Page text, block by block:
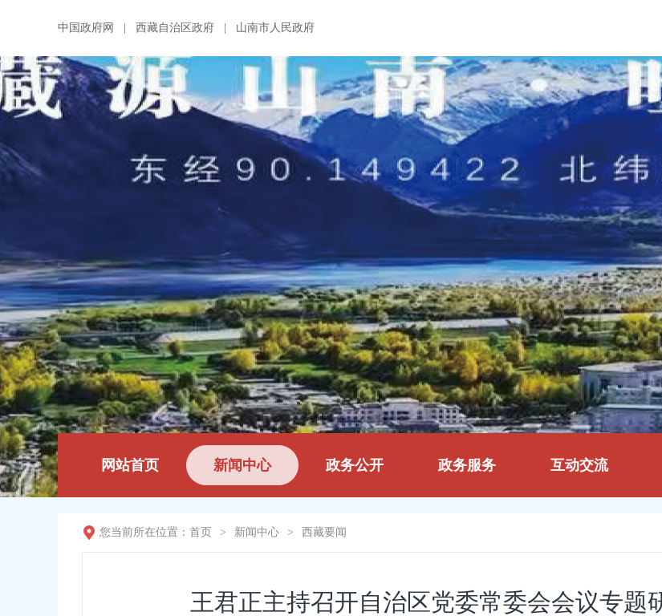
中国政府网 西藏自治区政府 山南市人民政府
网站首页 新闻中心 政务公开 政务服务 互动交流
您当前所在位置： 首页 > 新闻中心 > 西藏要闻
王君正主持召开自治区党委常委会会议专题